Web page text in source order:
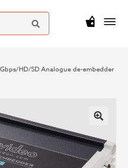
kr0
HD/SD Analogue de-embedder